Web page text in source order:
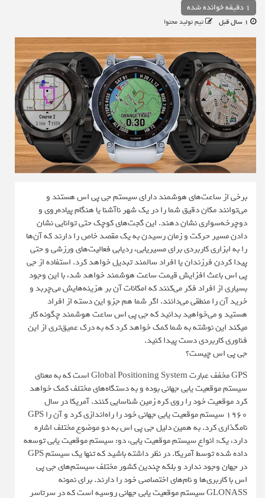
1 دقیقه خوانده شده
تیم تولید محتوا
برخی از ساعت‌های هوشمند دارای سیستم جی پی اس هستند و
می‌توانند مکان دقیق شما را در یک شهر ناآشنا یا هنگام پیاده‌روی و
دوچرخه‌سواری نشان دهند. این گجت‌های کوچک حتی توانایی نشان
دادن مسیر حرکت و زمان رسیدن به یک مقصد خاص را دارند که آن‌ها
را به ابزاری کاربردی برای مسیریابی، ردیابی فعالیت‌های ورزشی و حتی
پیدا کردن فرزندان یا افراد سالمند تبدیل خواهد کرد. استفاده از جی
پی اس باعث افزایش قیمت ساعت هوشمند خواهد شد، با این وجود
بسیاری از افراد فکر می‌کنند که امکانات آن بر هزینه‌هایش می‌چربد و
خرید آن را منطقی می‌دانند. اگر شما هم جزو این دسته از افراد
هستید و می‌خواهید بدانید که جی پی اس ساعت هوشمند چگونه کار
میکند این نوشته به شما کمک خواهد کرد که به درک عمیق‌تری از این
فناوری کاربردی دست پیدا کنید.
جی پی اس چیست؟
GPS مخفف عبارت Global Positioning System است که به معنای
سیستم موقعیت یابی جهانی بوده و به دستگاه‌های مختلف کمک خواهد
کرد موقعیت خود را روی کره زمین شناسایی کنند. آمریکا در سال
1960 سیستم موقعیت یابی جهانی خود را راه‌اندازی کرد و آن را GPS
نامگذاری کرد. به همین دلیل جی پی اس به دو موضوع مختلف اشاره
دارد، یک: انواع سیستم موقعیت یابی، دو: سیستم موقعیت یابی توسعه
داده شده توسط آمریکا. در نظر داشته باشید که تنها یک سیستم GPS
در جهان وجود ندارد و بلکه چندین کشور مختلف سیستم‌های جی پی
اس با کاربری‌ها و نام‌های اختصاصی خود را دارند. برای نمونه
GLONASS سیستم موقعیت یابی جهانی روسیه است که در سرتاسر